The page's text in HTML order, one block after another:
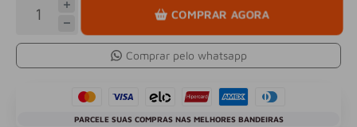
COMPRAR AGORA
Comprar pelo whatsapp
PARCELE SUAS COMPRAS NAS MELHORES BANDEIRAS